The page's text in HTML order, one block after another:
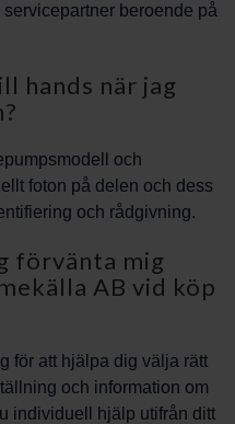
beroende på
hands när jag
och
foton på delen och dess
och rådgivning.
förvänta mig
AB vid köp
för att hjälpa dig välja rätt
och information om
individuell hjälp utifrån ditt